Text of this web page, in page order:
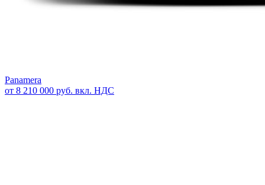
Panamera
от 8 210 000 руб. вкл. НДС